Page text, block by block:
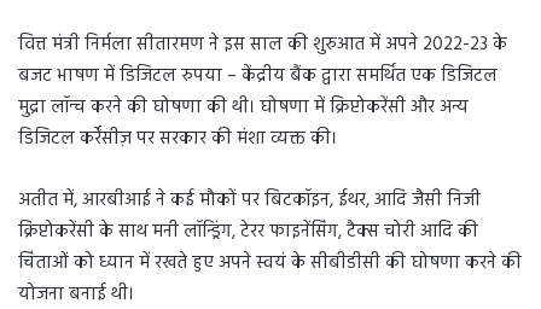
वित्त मंत्री निर्मला सीतारमण ने इस साल की शुरुआत में अपने 2022-23 के
बजट भाषण में डिजिटल रुपया – केंद्रीय बैंक द्वारा समर्थित एक डिजिटल
मुद्रा लॉन्च करने की घोषणा की थी। घोषणा में क्रिप्टोकरेंसी और अन्य
डिजिटल कर्रेंसीज़ पर सरकार की मंशा व्यक्त की।
अतीत में, आरबीआई ने कई मौकों पर बिटकॉइन, ईथर, आदि जैसी निजी
क्रिप्टोकरेंसी के साथ मनी लॉन्ड्रिंग, टेरर फाइनेंसिंग, टैक्स चोरी आदि की
चिंताओं को ध्यान में रखते हुए अपने स्वयं के सीबीडीसी की घोषणा करने की
योजना बनाई थी।